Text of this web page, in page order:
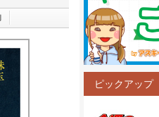
ピックアップ